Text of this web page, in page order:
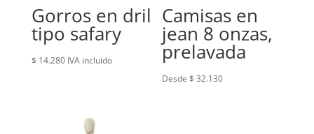
Gorros en dril
tipo safary
$ 14.280 IVA incluido
Camisas en
jean 8 onzas,
prelavada
Desde $ 32.130